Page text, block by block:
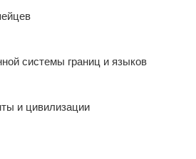
системы границ и языков
и цивилизации